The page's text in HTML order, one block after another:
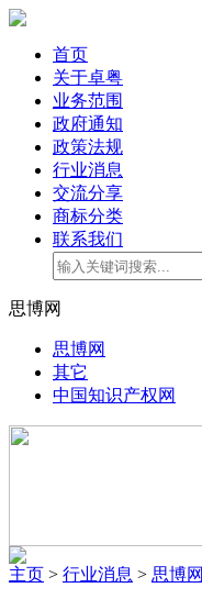
首页
关于卓粤
业务范围
政府通知
政策法规
行业消息
交流分享
商标分类
联系我们
思博网
思博网
其它
中国知识产权网
主页 > 行业消息 > 思博网